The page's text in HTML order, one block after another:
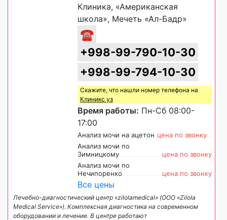
Клиника, «Американская
школа», Мечеть «Ал-Бадр»
☎
+998-99-790-10-30
+998-99-794-10-30
Скажите, что нашли номер телефона на
Клиникс уз
Время работы: Пн-Сб 08:00-
17:00
Анализ мочи на ацетон цена по звонку
Анализ мочи по
Зимницкому
цена по звонку
Анализ мочи по
Нечипоренко
цена по звонку
Все цены
Лечебно-диагностический центр «zilolamedical» (ООО «Zilola
Medical Service»). Комплексная диагностика на современном
оборудовании и лечение. В центре работают